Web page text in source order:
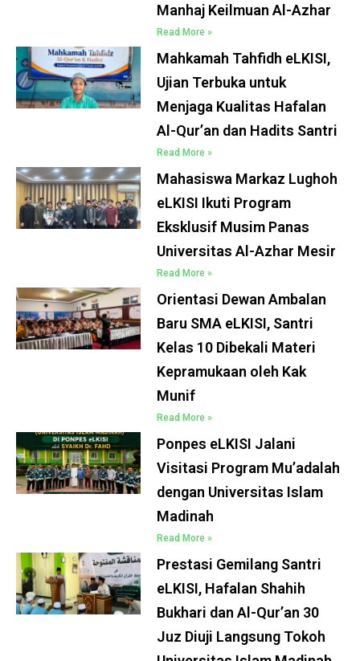
Manhaj Keilmuan Al-Azhar
Read More »
Mahkamah Tahfidh eLKISI,
Ujian Terbuka untuk
Menjaga Kualitas Hafalan
Al-Qur’an dan Hadits Santri
Read More »
Mahasiswa Markaz Lughoh
eLKISI Ikuti Program
Eksklusif Musim Panas
Universitas Al-Azhar Mesir
Read More »
Orientasi Dewan Ambalan
Baru SMA eLKISI, Santri
Kelas 10 Dibekali Materi
Kepramukaan oleh Kak
Munif
Read More »
Ponpes eLKISI Jalani
Visitasi Program Mu’adalah
dengan Universitas Islam
Madinah
Read More »
Prestasi Gemilang Santri
eLKISI, Hafalan Shahih
Bukhari dan Al-Qur’an 30
Juz Diuji Langsung Tokoh